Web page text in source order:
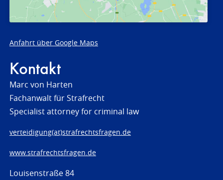
Anfahrt über Google Maps
Kontakt
Marc von Harten
Fachanwalt für Strafrecht
Specialist attorney for criminal law
verteidigung(at)strafrechtsfragen.de
www.strafrechtsfragen.de
Louisenstraße 84